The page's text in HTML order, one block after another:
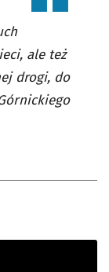
ale też
drogi, do